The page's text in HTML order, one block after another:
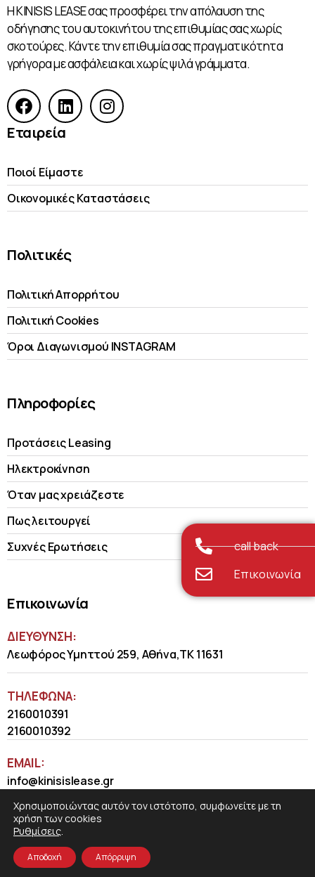
Η KINISIS LEASE σας προσφέρει την απόλαυση της
οδήγησης του αυτοκινήτου της επιθυμίας σας χωρίς
σκοτούρες. Κάντε την επιθυμία σας πραγματικότητα
γρήγορα με ασφάλεια και χωρίς ψιλά γράμματα.
Εταιρεία
Ποιοί Είμαστε
Οικονομικές Kαταστάσεις
Πολιτικές
Πολιτική Απορρήτου
Πολιτική Cookies
Όροι Διαγωνισμού INSTAGRAM
Πληροφορίες
Προτάσεις Leasing
Ηλεκτροκίνηση
Όταν μας χρειάζεστε
Πως λειτουργεί
Συχνές Ερωτήσεις
Επικοινωνία
ΔΙΕΥΘΥΝΣΗ:
Λεωφόρος Υμηττού 259, Αθήνα,ΤΚ 11631
ΤΗΛΈΦΩΝΑ:
2160010391
2160010392
EMAIL:
info@kinisislease.gr
COSMOTE NewSite4U© 2026
call back
Επικοινωνία
Χρησιμοποιώντας αυτόν τον ιστότοπο, συμφωνείτε με τη
χρήση των cookies
Ρυθμίσεις.
Αποδοχή Απόρριψη